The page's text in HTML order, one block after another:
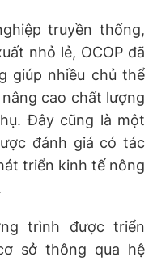
truyền thống,
nhỏ lẻ, OCOP đã
giúp nhiều chủ thể
cao chất lượng
Đây cũng là một
đánh giá có tác
triển kinh tế nông
trình được triển
sở thông qua hệ